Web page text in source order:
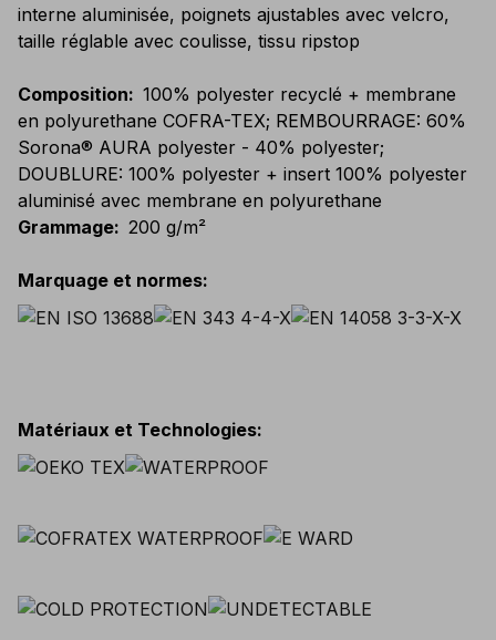
interne aluminisée, poignets ajustables avec velcro,
taille réglable avec coulisse, tissu ripstop
Composition: 100% polyester recyclé + membrane
en polyurethane COFRA-TEX; REMBOURRAGE: 60%
Sorona® AURA polyester - 40% polyester;
DOUBLURE: 100% polyester + insert 100% polyester
aluminisé avec membrane en polyurethane
Grammage: 200 g/m²
Marquage et normes:
Matériaux et Technologies: